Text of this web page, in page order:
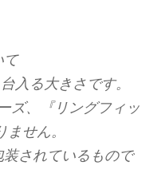
て
入る大きさです。
ズ、『リングフィッ
せん。
装されているもので